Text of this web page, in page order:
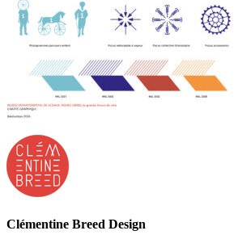
Clémentine Breed Design